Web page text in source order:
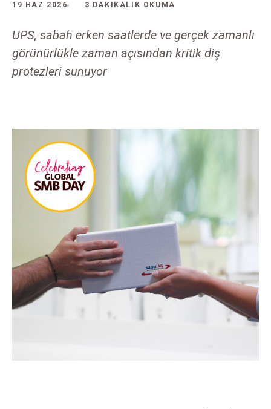
19 HAZ 2026 3 DAKIKALIK OKUMA
UPS, sabah erken saatlerde ve gerçek zamanlı
görünürlükle zaman açısından kritik diş
protezleri sunuyor